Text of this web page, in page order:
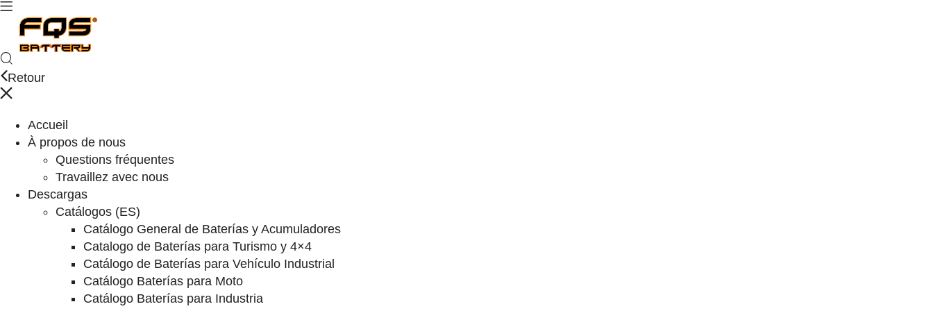
Retour
Accueil
À propos de nous
Questions fréquentes
Travaillez avec nous
Descargas
Catálogos (ES)
Catálogo General de Baterías y Acumuladores
Catalogo de Baterías para Turismo y 4×4
Catálogo de Baterías para Vehículo Industrial
Catálogo Baterías para Moto
Catálogo Baterías para Industria